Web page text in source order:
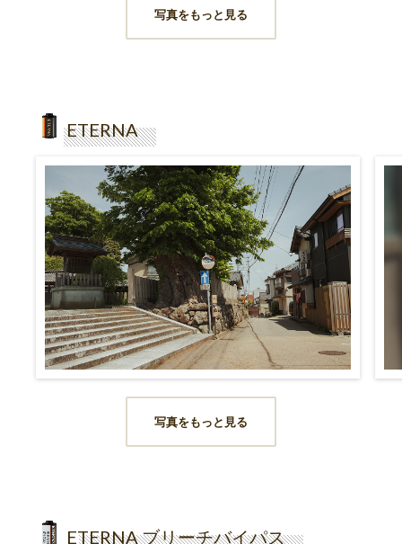
写真をもっと見る
ETERNA
写真をもっと見る
ETERNA ブリーチバイパス